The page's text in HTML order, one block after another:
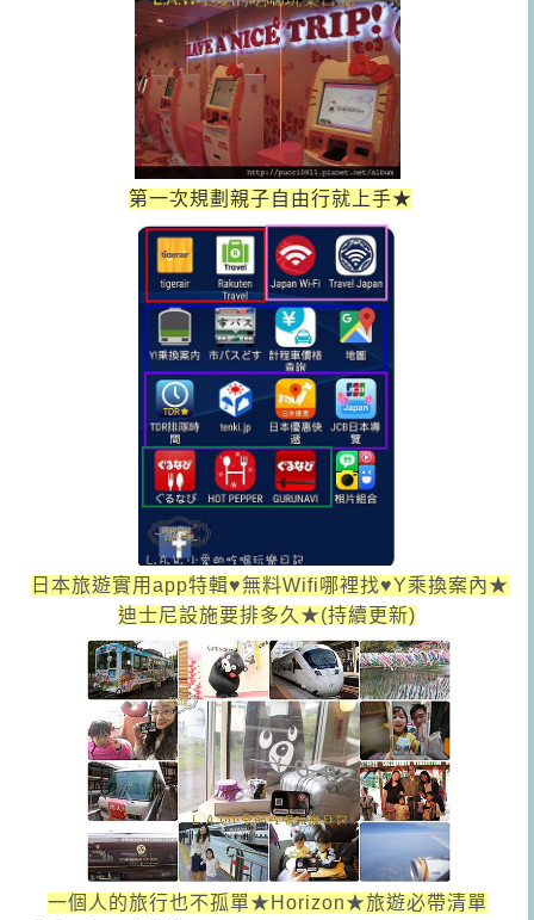
第一次規劃親子自由行就上手★
日本旅遊實用app特輯♥無料Wifi哪裡找♥Y乘換案內★
迪士尼設施要排多久★(持續更新)
一個人的旅行也不孤單★Horizon★旅遊必帶清單